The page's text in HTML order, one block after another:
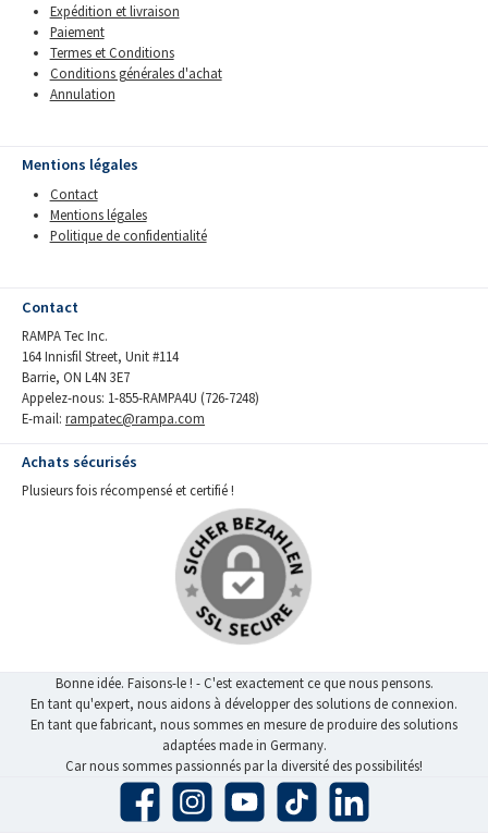
Expédition et livraison
Paiement
Termes et Conditions
Conditions générales d'achat
Annulation
Mentions légales
Contact
Mentions légales
Politique de confidentialité
Contact
RAMPA Tec Inc.
164 Innisfil Street, Unit #114
Barrie, ON L4N 3E7
Appelez-nous: 1-855-RAMPA4U (726-7248)
E-mail: rampatec@rampa.com
Achats sécurisés
Plusieurs fois récompensé et certifié !
Bonne idée. Faisons-le ! - C'est exactement ce que nous pensons.
En tant qu'expert, nous aidons à développer des solutions de connexion.
En tant que fabricant, nous sommes en mesure de produire des solutions
adaptées made in Germany.
Car nous sommes passionnés par la diversité des possibilités!
Facebook Instagram YouTube TikTok LinkedIn